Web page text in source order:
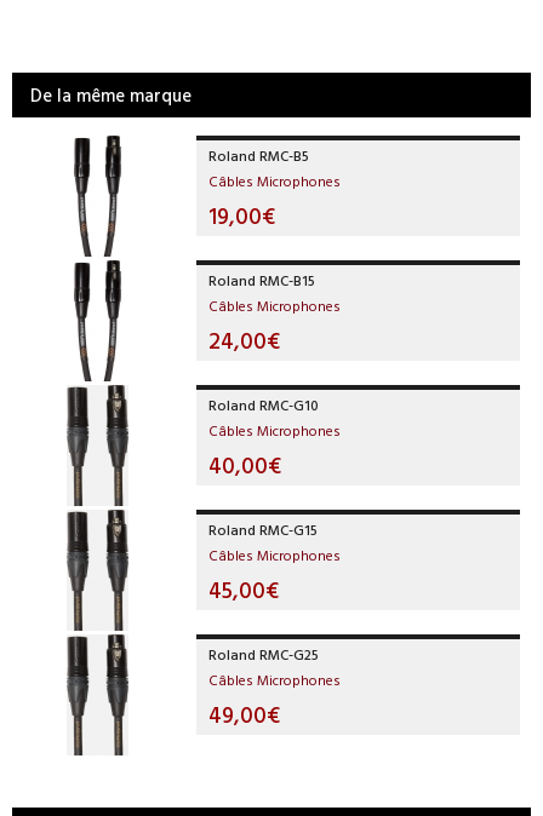
De la même marque
Roland RMC-B5
Câbles Microphones
19,00€
Roland RMC-B15
Câbles Microphones
24,00€
Roland RMC-G10
Câbles Microphones
40,00€
Roland RMC-G15
Câbles Microphones
45,00€
Roland RMC-G25
Câbles Microphones
49,00€